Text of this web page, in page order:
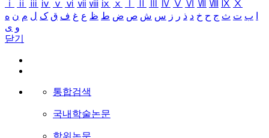
ⅰ
ⅱ ⅲ ⅳ ⅴ ⅵ ⅶ ⅷ ⅸ ⅹ Ⅳ Ⅴ Ⅵ Ⅶ Ⅷ Ⅸ Ⅹ
ب ت ث ج ح خ د ذ ر ز س ش ص ض ط ظ ع غ ف ق ک ل م ن ه
و ی
닫기
통합검색
국내학술논문